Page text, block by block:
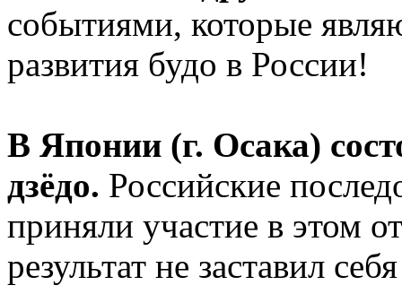
событиями, которые
развития будо в России!
В Японии (г. Осака)
дзёдо. Российские
приняли участие в этом
результат не заставил